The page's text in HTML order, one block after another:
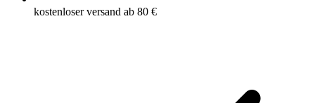
kostenloser versand ab 80 €